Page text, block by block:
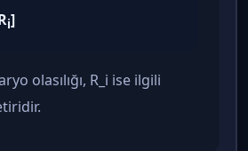
i]
olasılığı, R_i ise ilgili